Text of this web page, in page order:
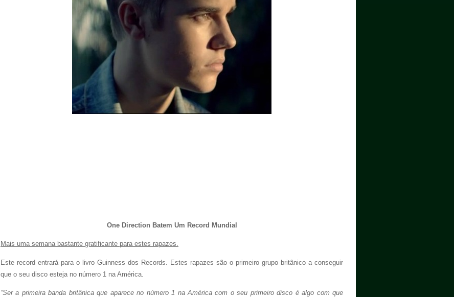
One Direction Batem Um Record Mundial
Mais uma semana bastante gratificante para estes rapazes.
Este record entrará para o livro Guinness dos Records. Estes rapazes são o primeiro grupo britânico a conseguir
que o seu disco esteja no número 1 na América.
“Ser a primeira banda britânica que aparece no número 1 na América com o seu primeiro disco é algo com que